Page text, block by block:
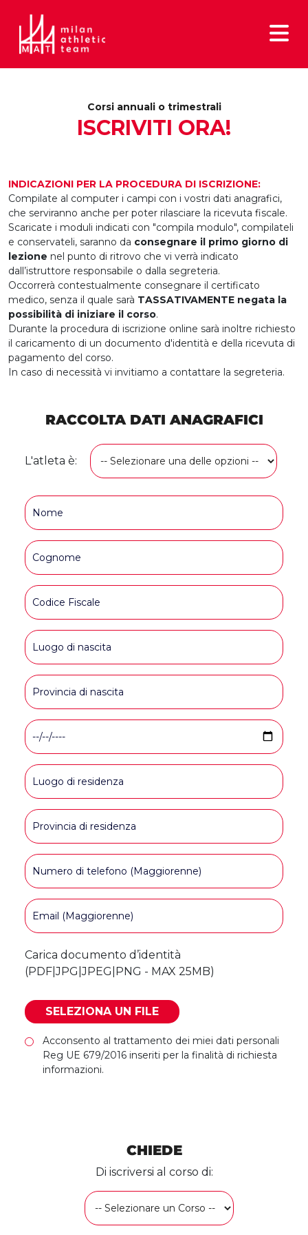
Corsi annuali o trimestrali
ISCRIVITI ORA!
INDICAZIONI PER LA PROCEDURA DI ISCRIZIONE:
Compilate al computer i campi con i vostri dati anagrafici,
che serviranno anche per poter rilasciare la ricevuta fiscale.
Scaricate i moduli indicati con "compila modulo", compilateli
e conservateli, saranno da consegnare il primo giorno di
lezione nel punto di ritrovo che vi verrà indicato
dall’istruttore responsabile o dalla segreteria.
Occorrerà contestualmente consegnare il certificato
medico, senza il quale sarà TASSATIVAMENTE negata la
possibilità di iniziare il corso.
Durante la procedura di iscrizione online sarà inoltre richiesto
il caricamento di un documento d'identità e della ricevuta di
pagamento del corso.
In caso di necessità vi invitiamo a contattare la segreteria.
RACCOLTA DATI ANAGRAFICI
L'atleta è:
Carica documento d’identità
(PDF|JPG|JPEG|PNG - MAX 25MB)
Acconsento al trattamento dei miei dati personali
Reg UE 679/2016 inseriti per la finalità di richiesta
informazioni.
CHIEDE
Di iscriversi al corso di: